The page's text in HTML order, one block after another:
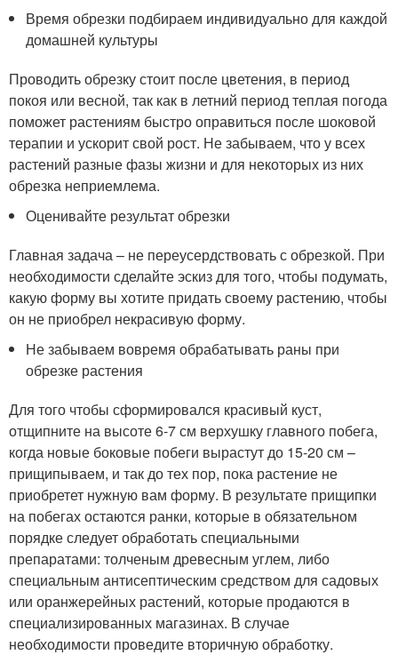
Время обрезки подбираем индивидуально для каждой
домашней культуры
Проводить обрезку стоит после цветения, в период
покоя или весной, так как в летний период теплая погода
поможет растениям быстро оправиться после шоковой
терапии и ускорит свой рост. Не забываем, что у всех
растений разные фазы жизни и для некоторых из них
обрезка неприемлема.
Оценивайте результат обрезки
Главная задача – не переусердствовать с обрезкой. При
необходимости сделайте эскиз для того, чтобы подумать,
какую форму вы хотите придать своему растению, чтобы
он не приобрел некрасивую форму.
Не забываем вовремя обрабатывать раны при
обрезке растения
Для того чтобы сформировался красивый куст,
отщипните на высоте 6-7 см верхушку главного побега,
когда новые боковые побеги вырастут до 15-20 см –
прищипываем, и так до тех пор, пока растение не
приобретет нужную вам форму. В результате прищипки
на побегах остаются ранки, которые в обязательном
порядке следует обработать специальными
препаратами: толченым древесным углем, либо
специальным антисептическим средством для садовых
или оранжерейных растений, которые продаются в
специализированных магазинах. В случае
необходимости проведите вторичную обработку.